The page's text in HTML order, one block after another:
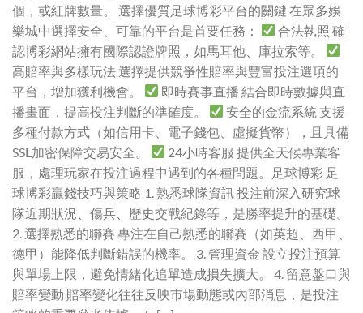
個，或紅牌數量。 選擇優質足球博彩平台的關鍵 在眾多娛
樂城中選擇安全、可靠的平台是首要任務：
合法執照 確
認博彩網站擁有國際認證牌照，如馬耳他、庫拉索等。
高賠率與多樣玩法 選擇提供競爭性賠率與豐富投注選項的
平台，增加獲利機會。
即時賽事直播 結合即時數據與直
播畫面，提高投注判斷的準確度。
安全的金流系統 支援
多種付款方式（如信用卡、電子錢包、虛擬貨幣），且具備
SSL加密保障交易安全。
24小時客服 提供全天候專業客
服，處理玩家在投注過程中遇到的各種問題。足球博彩 足
球博彩贏錢技巧與策略 1. 熟悉球隊資訊 投注前深入研究球
隊近期狀況、傷兵、歷史交戰紀錄等，是勝率提升的基礎。
2. 選擇熟悉的聯賽 專注在自己熟悉的聯賽（如英超、西甲、
德甲）能降低判斷錯誤的機率。 3. 管理資金 設立投注預算
與單場上限，避免情緒化追單造成損失擴大。 4. 留意盤口與
賠率變動 賠率變化往往反映市場動態或內部消息，是投注